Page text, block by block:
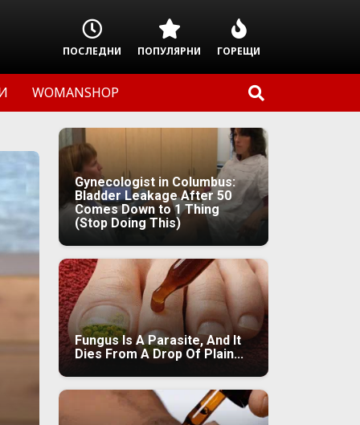
ПОСЛЕДНИ ПОПУЛЯРНИ ГОРЕЩИ
WOMANSHOP
Gynecologist in Columbus:
Bladder Leakage After 50
Comes Down to 1 Thing
(Stop Doing This)
Fungus Is A Parasite, And It
Dies From A Drop Of Plain...